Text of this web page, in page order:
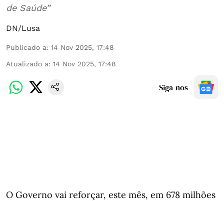
de Saúde”
DN/Lusa
Publicado a: 14 Nov 2025, 17:48
Atualizado a: 14 Nov 2025, 17:48
Siga-nos
O Governo vai reforçar, este mês, em 678 milhões